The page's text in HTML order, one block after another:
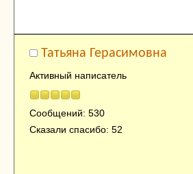
Татьяна Герасимовна
Активный написатель
Сообщений: 530
Сказали спасибо: 52